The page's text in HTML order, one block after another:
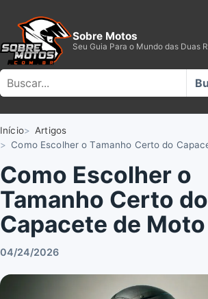
Sobre Motos
Seu Guia Para o Mundo das Duas
Buscar no site
Início
Artigos
Como Escolher o Tamanho Certo do
Como Escolher o
Tamanho Certo do
Capacete de Moto
04/24/2026